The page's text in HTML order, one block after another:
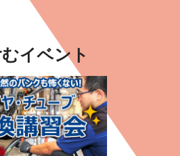
イベント